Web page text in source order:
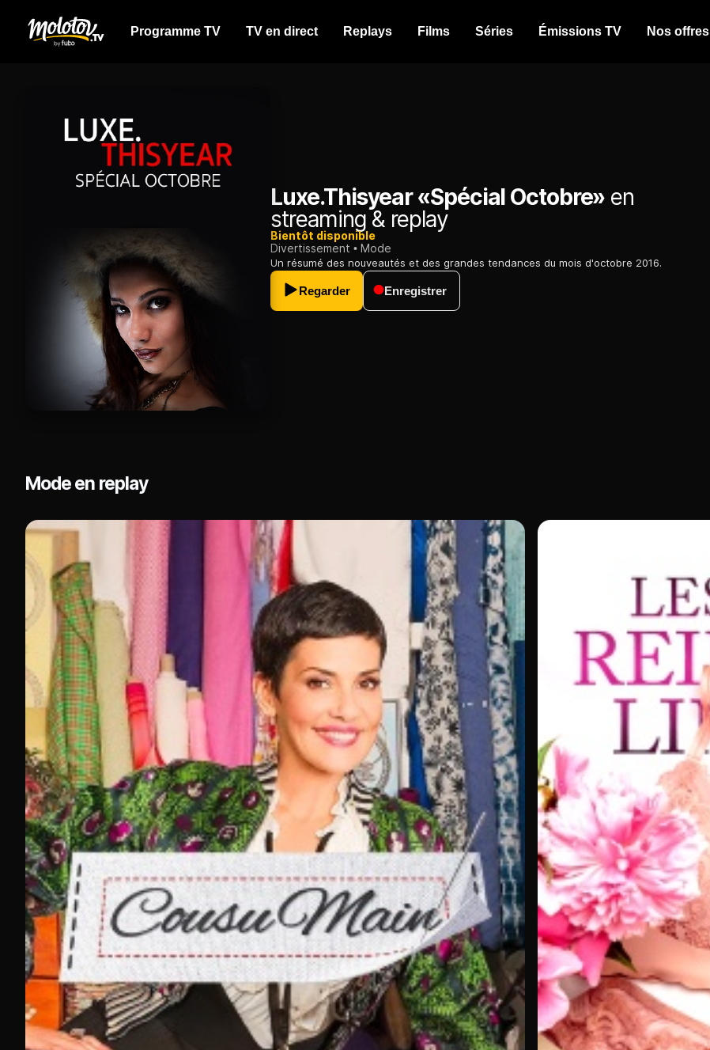
Programme TV TV en direct Replays Films Séries Émissions TV Nos offres
Luxe.Thisyear «Spécial Octobre» en
streaming & replay
Bientôt disponible
Divertissement
Mode
Un résumé des nouveautés et des grandes tendances du mois d'octobre 2016.
Regarder Enregistrer
Mode en replay